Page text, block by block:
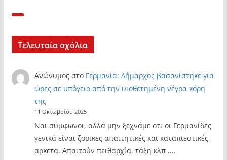
Τελευταία σχόλια
Ανώνυμος στο Γερμανία: Δήμαρχος βασανίστηκε για
ώρες σε υπόγειο από την υιοθετημένη νέγρα κόρη
της
11 Οκτωβρίου 2025
Ναι σύμφωνοι, αλλά μην ξεχνάμε οτι οι Γερμανίδες
γενικά είναι ζορικες απαιτητικές και καταπιεστικές
αρκετα. Απαιτούν πειθαρχία, τάξη κλπ .…